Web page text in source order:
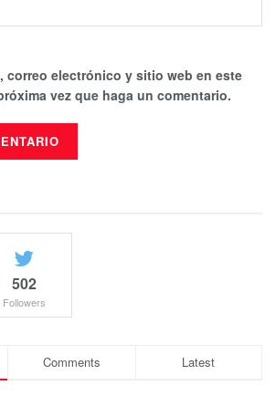
correo electrónico y sitio web en este
vez que haga un comentario.
502
Followers
Comments Latest